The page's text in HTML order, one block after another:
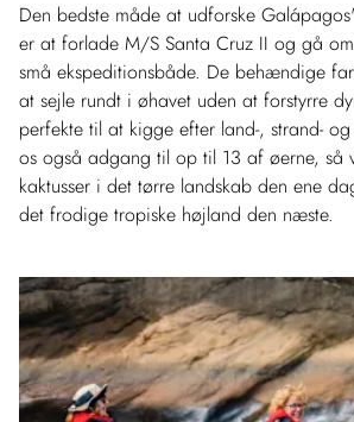
Den bedste måde at udforske
er at forlade M/S Santa Cruz II og gå
små ekspeditionsbåde. De behændige
at sejle rundt i øhavet uden at forstyrre
perfekte til at kigge efter land-, strand-
os også adgang til op til 13 af øerne, så
kaktusser i det tørre landskab den ene
det frodige tropiske højland den næste.